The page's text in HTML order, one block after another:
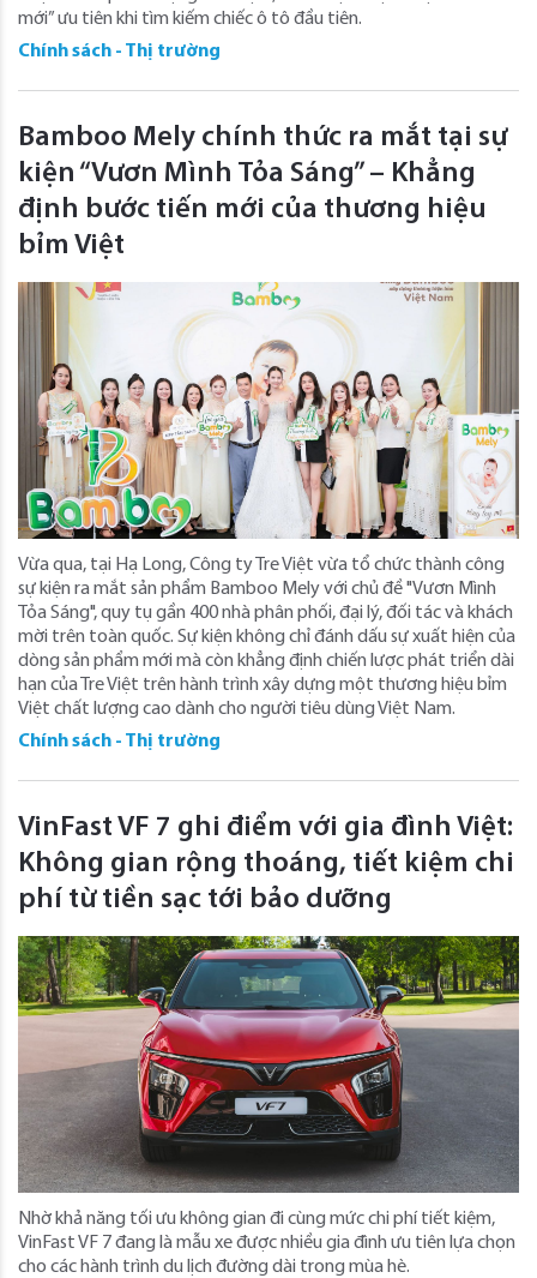
mới” ưu tiên khi tìm kiếm chiếc ô tô đầu tiên.
Chính sách - Thị trường
Bamboo Mely chính thức ra mắt tại sự
kiện “Vươn Mình Tỏa Sáng” – Khẳng
định bước tiến mới của thương hiệu
bỉm Việt
Vừa qua, tại Hạ Long, Công ty Tre Việt vừa tổ chức thành công
sự kiện ra mắt sản phẩm Bamboo Mely với chủ đề "Vươn Mình
Tỏa Sáng", quy tụ gần 400 nhà phân phối, đại lý, đối tác và khách
mời trên toàn quốc. Sự kiện không chỉ đánh dấu sự xuất hiện của
dòng sản phẩm mới mà còn khẳng định chiến lược phát triển dài
hạn của Tre Việt trên hành trình xây dựng một thương hiệu bỉm
Việt chất lượng cao dành cho người tiêu dùng Việt Nam.
Chính sách - Thị trường
VinFast VF 7 ghi điểm với gia đình Việt:
Không gian rộng thoáng, tiết kiệm chi
phí từ tiền sạc tới bảo dưỡng
Nhờ khả năng tối ưu không gian đi cùng mức chi phí tiết kiệm,
VinFast VF 7 đang là mẫu xe được nhiều gia đình ưu tiên lựa chọn
cho các hành trình du lịch đường dài trong mùa hè.